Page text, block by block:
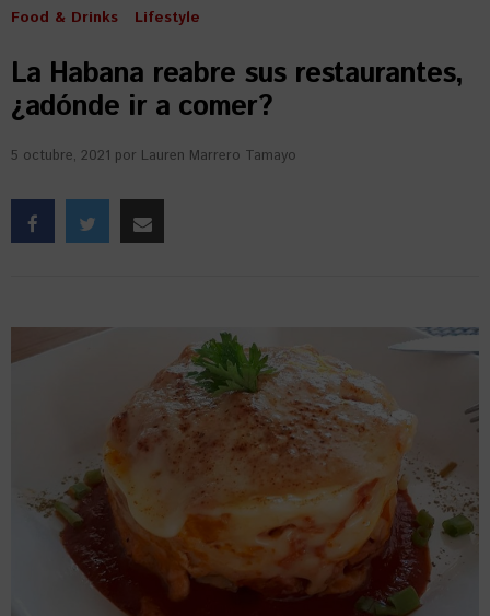
Food & Drinks Lifestyle
La Habana reabre sus restaurantes,
¿adónde ir a comer?
5 octubre, 2021 por Lauren Marrero Tamayo